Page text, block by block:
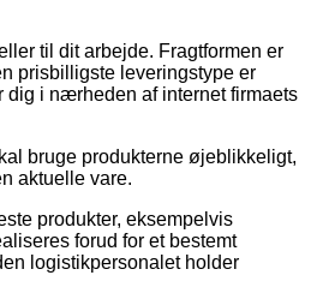
til dit arbejde. Fragtformen er
prisbilligste leveringstype er
dig i nærheden af internet firmaets
bruge produkterne øjeblikkeligt,
aktuelle vare.
produkter, eksempelvis
forud for et bestemt
logistikpersonalet holder